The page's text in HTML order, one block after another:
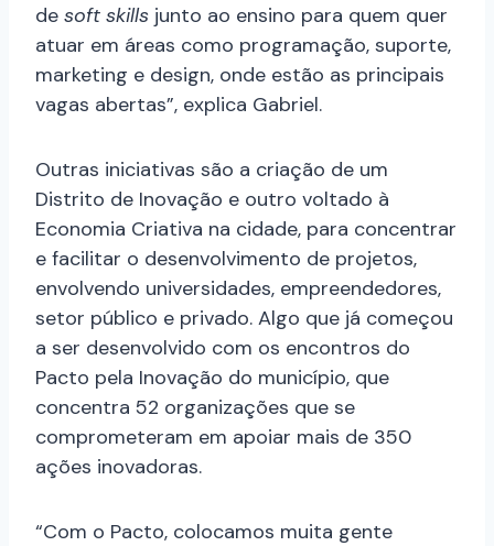
de soft skills junto ao ensino para quem quer
atuar em áreas como programação, suporte,
marketing e design, onde estão as principais
vagas abertas”, explica Gabriel.
Outras iniciativas são a criação de um
Distrito de Inovação e outro voltado à
Economia Criativa na cidade, para concentrar
e facilitar o desenvolvimento de projetos,
envolvendo universidades, empreendedores,
setor público e privado. Algo que já começou
a ser desenvolvido com os encontros do
Pacto pela Inovação do município, que
concentra 52 organizações que se
comprometeram em apoiar mais de 350
ações inovadoras.
“Com o Pacto, colocamos muita gente